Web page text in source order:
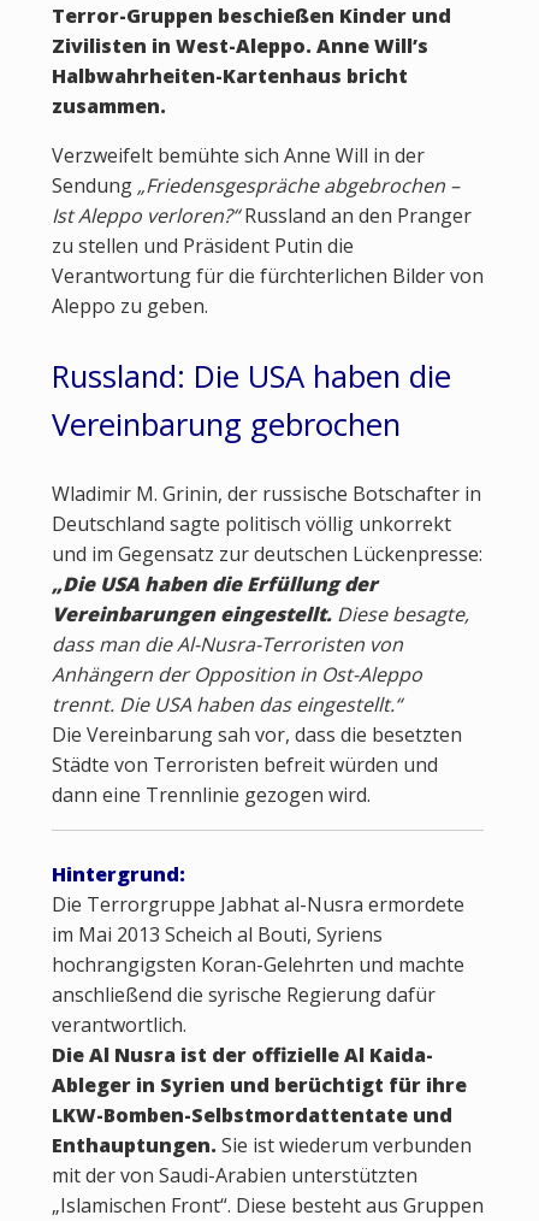
Terror-Gruppen beschießen Kinder und
Zivilisten in West-Aleppo. Anne Will’s
Halbwahrheiten-Kartenhaus bricht
zusammen.
Verzweifelt bemühte sich Anne Will in der
Sendung „Friedensgespräche abgebrochen –
Ist Aleppo verloren?“Russland an den Pranger
zu stellen und Präsident Putin die
Verantwortung für die fürchterlichen Bilder von
Aleppo zu geben.
Russland: Die USA haben die
Vereinbarung gebrochen
Wladimir M. Grinin, der russische Botschafter in
Deutschland sagte politisch völlig unkorrekt
und im Gegensatz zur deutschen Lückenpresse:
„Die USA haben die Erfüllung der
Vereinbarungen eingestellt.Diese besagte,
dass man die Al-Nusra-Terroristen von
Anhängern der Opposition in Ost-Aleppo
trennt. Die USA haben das eingestellt.“
Die Vereinbarung sah vor, dass die besetzten
Städte von Terroristen befreit würden und
dann eine Trennlinie gezogen wird.
Hintergrund:
Die Terrorgruppe Jabhat al-Nusra ermordete
im Mai 2013 Scheich al Bouti, Syriens
hochrangigsten Koran-Gelehrten und machte
anschließend die syrische Regierung dafür
verantwortlich.
Die Al Nusra ist der offizielle Al Kaida-
Ableger in Syrien und berüchtigt für ihre
LKW-Bomben-Selbstmordattentate und
Enthauptungen. Sie ist wiederum verbunden
mit der von Saudi-Arabien unterstützten
„Islamischen Front“. Diese besteht aus Gruppen